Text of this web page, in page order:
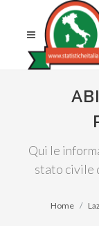
Qui le
stato civile
Home